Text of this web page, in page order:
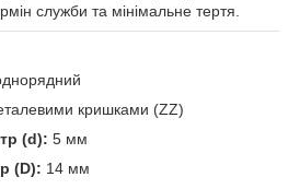
служби та мінімальне тертя.
кришками (ZZ)
(d): 5 мм
(D): 14 мм